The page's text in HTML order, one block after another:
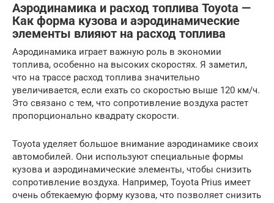
Аэродинамика и расход топлива Toyota —
Как форма кузова и аэродинамические
элементы влияют на расход топлива
Аэродинамика играет важную роль в экономии
топлива, особенно на высоких скоростях. Я заметил,
что на трассе расход топлива значительно
увеличивается, если ехать со скоростью выше 120 км/ч.
Это связано с тем, что сопротивление воздуха растет
пропорционально квадрату скорости.
Toyota уделяет большое внимание аэродинамике своих
автомобилей. Они используют специальные формы
кузова и аэродинамические элементы, чтобы снизить
сопротивление воздуха. Например, Toyota Prius имеет
очень обтекаемую форму кузова, что позволяет снизить